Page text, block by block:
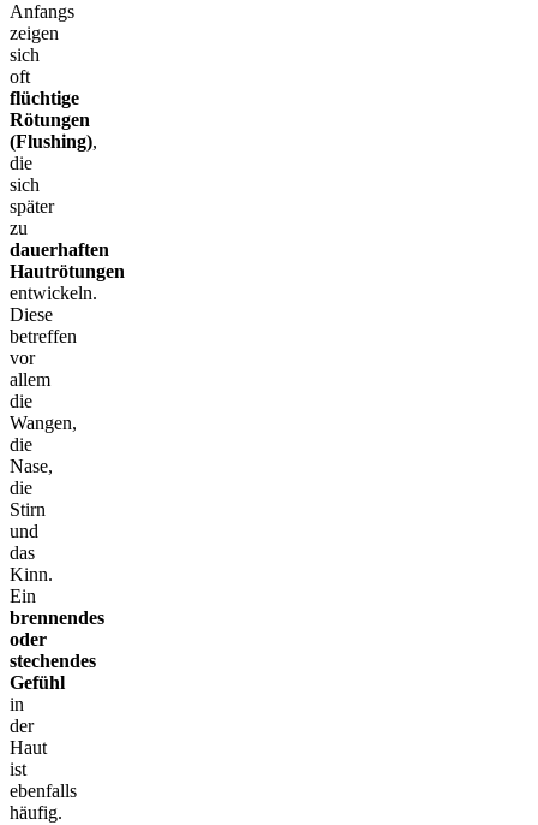
Anfangs
zeigen
sich
oft
flüchtige
Rötungen
(Flushing),
die
sich
später
zu
dauerhaften
Hautrötungen
entwickeln.
Diese
betreffen
vor
allem
die
Wangen,
die
Nase,
die
Stirn
und
das
Kinn.
Ein
brennendes
oder
stechendes
Gefühl
in
der
Haut
ist
ebenfalls
häufig.